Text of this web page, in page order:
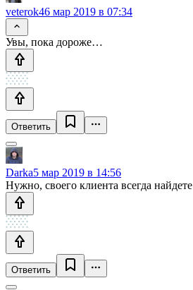
veterok46 мар 2019 в 07:34
Увы, пока дороже…
Ответить
Darka5 мар 2019 в 14:56
Нужно, своего клиента всегда найдете
Ответить